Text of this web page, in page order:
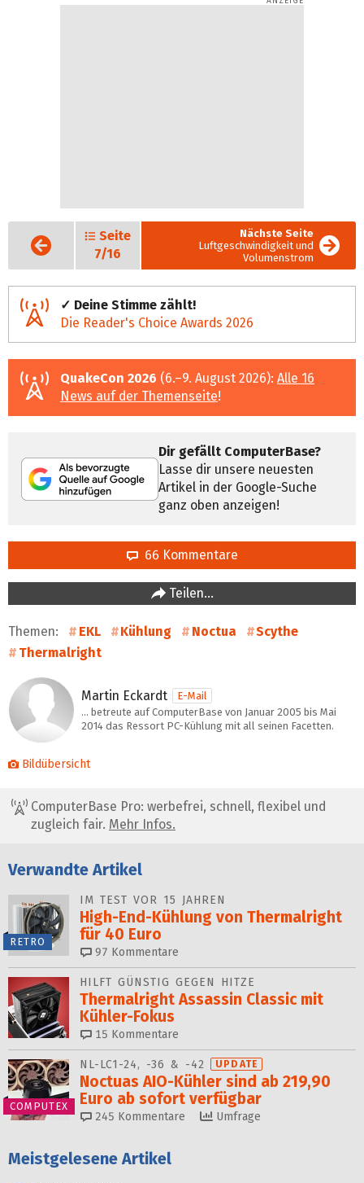
Vorige
Seite
Seite
7/16
Nächste Seite
Luftgeschwindigkeit und
Volumenstrom
✓ Deine Stimme zählt!
Die Reader's Choice Awards 2026
QuakeCon 2026 (6.–9. August 2026): Alle 16
News auf der Themenseite!
Dir gefällt ComputerBase?
Lasse dir unsere neuesten
Artikel in der Google-Suche
ganz oben anzeigen!
66 Kommentare
Teilen…
Themen: EKL Kühlung Noctua
Scythe
Thermalright
Martin Eckardt
E-Mail
… betreute auf ComputerBase von Januar 2005 bis Mai
2014 das Ressort PC-Kühlung mit all seinen Facetten.
Bildübersicht
ComputerBase Pro: werbefrei, schnell, flexibel und
zugleich fair. Mehr Infos.
Verwandte Artikel
RETRO
IM TEST VOR 15 JAHREN
High-End-Kühlung von Thermalright
für 40 Euro
97 Kommentare
HILFT GÜNSTIG GEGEN HITZE
Thermalright Assassin Classic mit
Kühler-Fokus
15 Kommentare
COMPUTEX
NL-LC1-24, -36 & -42 UPDATE
Noctuas AIO-Kühler sind ab 219,90
Euro ab sofort verfügbar
245 Kommentare Umfrage
Meistgelesene Artikel